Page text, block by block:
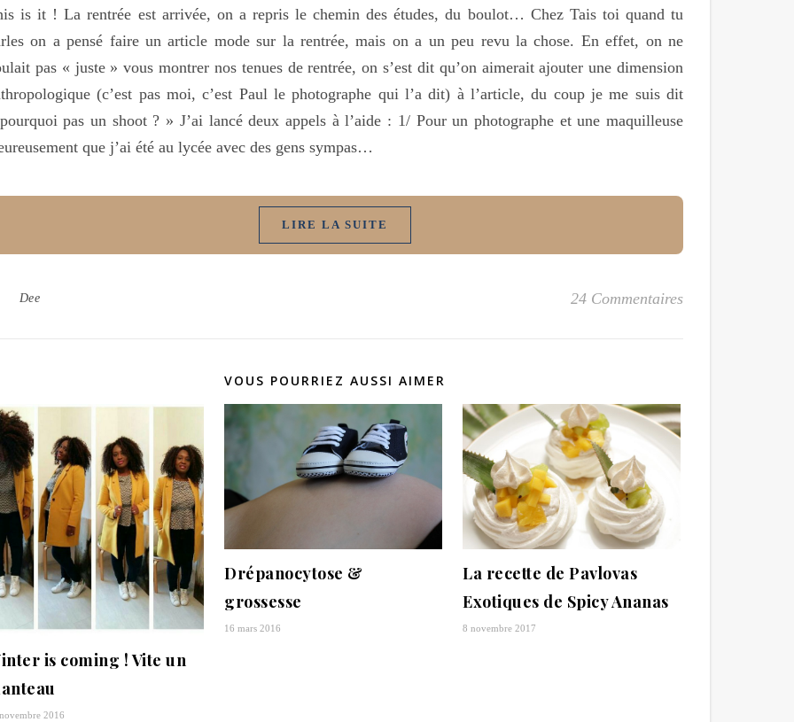
is it ! La rentrée est arrivée, on a repris le chemin des études, du boulot… Chez Tais toi quand tu
on a pensé faire un article mode sur la rentrée, mais on a un peu revu la chose. En effet, on ne
pas « juste » vous montrer nos tenues de rentrée, on s’est dit qu’on aimerait ajouter une dimension
(c’est pas moi, c’est Paul le photographe qui l’a dit) à l’article, du coup je me suis dit
pas un shoot ? » J’ai lancé deux appels à l’aide : 1/ Pour un photographe et une maquilleuse
que j’ai été au lycée avec des gens sympas…
LIRE LA SUITE
Dee 24 Commentaires
VOUS POURRIEZ AUSSI AIMER
is coming ! Vite un
2016
Drépanocytose &
grossesse
16 mars 2016
La recette de Pavlovas
Exotiques de Spicy Ananas
8 novembre 2017